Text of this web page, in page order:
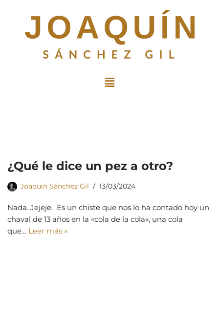
contenido
¿Qué le dice un pez a otro?
Joaquín Sánchez Gil 13/03/2024
Nada. Jejeje. Es un chiste que nos lo ha contado hoy un
chaval de 13 años en la «cola de la cola«, una cola
que… Leer más »